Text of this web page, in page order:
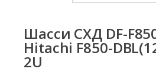
Шасси СХД DF-
Hitachi F850-
2U